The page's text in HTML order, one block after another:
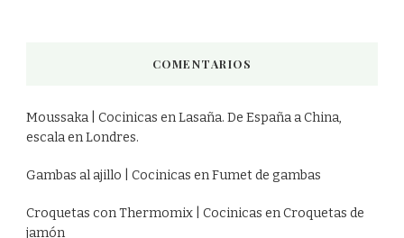
COMENTARIOS
Moussaka | Cocinicas enLasaña. De España a China,
escala en Londres.
Gambas al ajillo | Cocinicas enFumet de gambas
Croquetas con Thermomix | Cocinicas enCroquetas de
jamón